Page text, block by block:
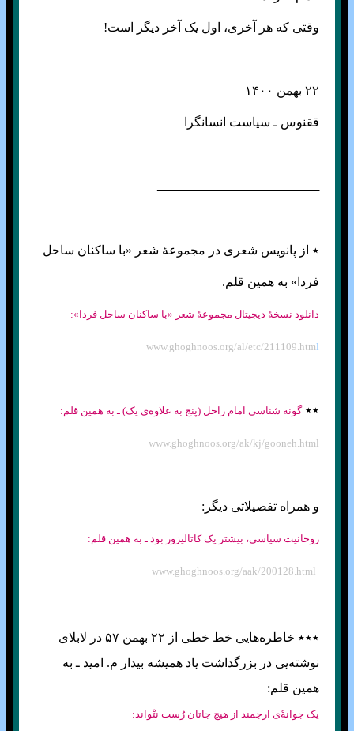
وقتی که هر آخری، اول یک آخر دیگر است!
۲۲ بهمن ۱۴۰۰
ققنوس ـ سیاست انسانگرا
ـــــــــــــــــــــــــــــــــــــــــ
٭ از پانویس شعری در مجموعهٔ شعر «با ساکنان ساحل
فردا» به همین قلم.
دانلود نسخهٔ دیجیتال مجموعهٔ شعر «با ساکنان ساحل فردا»:
www.ghoghnoos.org/al/etc/211109.html
٭٭گونه شناسی امام راحل (پنج به علاوه‌ی یک) ـ به همین قلم:
www.ghoghnoos.org/ak/kj/gooneh.html
و همراه تفصیلاتی دیگر:
روحانیت سیاسی، بیشتر یک کاتالیزور بود ـ به همین قلم:
www.ghoghnoos.org/aak/200128.html
٭٭٭ خاطره‌هایی خط خطی از ۲۲ بهمن ۵۷ در لابلای
نوشته‌یی در بزرگداشت یاد همیشه بیدار م. امید ـ به
همین قلم:
یک جوانهْ‌ی ارجمند از هیچ جاتان رُست نتْواند: